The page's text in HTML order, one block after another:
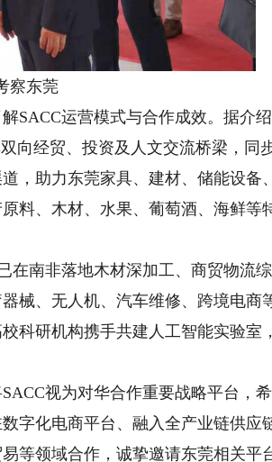
察东莞
运营模式与合作成效。据介绍
向经贸、投资及人文交流桥梁，同
，助力东莞家具、建材、储能设备、
料、木材、水果、葡萄酒、海鲜等
南非落地木材深加工、商贸物流
械、无人机、汽车维修、跨境电商
科研机构携手共建人工智能实验室，
视为对华合作重要战略平台，
字化电商平台、融入全产业链供应
等领域合作，诚挚邀请东莞相关平